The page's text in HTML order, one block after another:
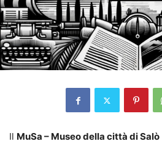
Il MuSa – Museo della città di Salò